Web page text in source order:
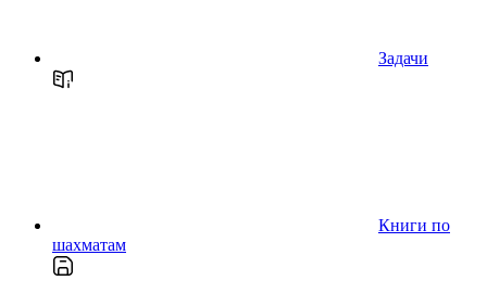
Задачи
Книги по
шахматам